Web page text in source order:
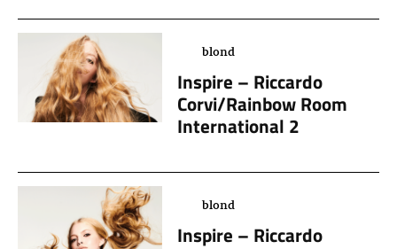
blond
Inspire – Riccardo
Corvi/Rainbow Room
International 2
blond
Inspire – Riccardo